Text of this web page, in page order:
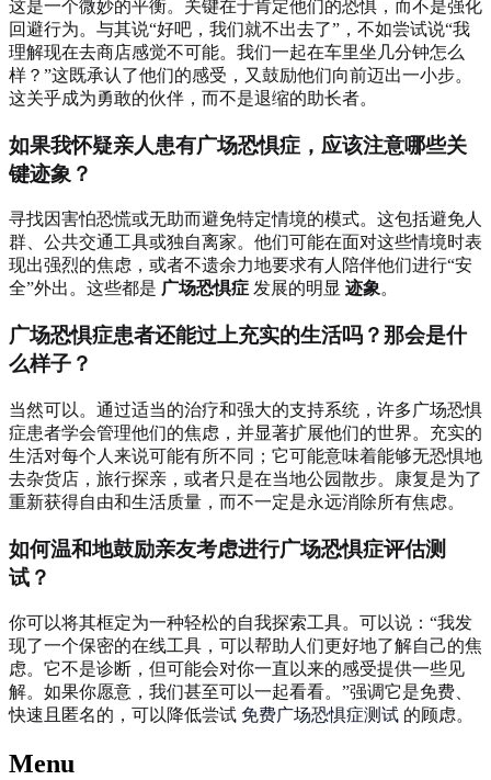
这是一个微妙的平衡。关键在于肯定他们的恐惧，而不是强化
回避行为。与其说“好吧，我们就不出去了”，不如尝试说“我
理解现在去商店感觉不可能。我们一起在车里坐几分钟怎么
样？”这既承认了他们的感受，又鼓励他们向前迈出一小步。
这关乎成为勇敢的伙伴，而不是退缩的助长者。
如果我怀疑亲人患有广场恐惧症，应该注意哪些关
键迹象？
寻找因害怕恐慌或无助而避免特定情境的模式。这包括避免人
群、公共交通工具或独自离家。他们可能在面对这些情境时表
现出强烈的焦虑，或者不遗余力地要求有人陪伴他们进行“安
全”外出。这些都是 广场恐惧症 发展的明显 迹象。
广场恐惧症患者还能过上充实的生活吗？那会是什
么样子？
当然可以。通过适当的治疗和强大的支持系统，许多广场恐惧
症患者学会管理他们的焦虑，并显著扩展他们的世界。充实的
生活对每个人来说可能有所不同；它可能意味着能够无恐惧地
去杂货店，旅行探亲，或者只是在当地公园散步。康复是为了
重新获得自由和生活质量，而不一定是永远消除所有焦虑。
如何温和地鼓励亲友考虑进行广场恐惧症评估测
试？
你可以将其框定为一种轻松的自我探索工具。可以说：“我发
现了一个保密的在线工具，可以帮助人们更好地了解自己的焦
虑。它不是诊断，但可能会对你一直以来的感受提供一些见
解。如果你愿意，我们甚至可以一起看看。”强调它是免费、
快速且匿名的，可以降低尝试 免费广场恐惧症测试 的顾虑。
Menu